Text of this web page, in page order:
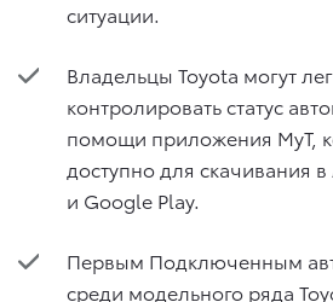
ситуации.
Владельцы Toyota могут
контролировать статус
помощи приложения MyT,
доступно для скачивания
и Google Play.
Первым Подключенным
среди модельного ряда